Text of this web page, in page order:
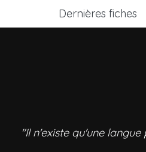
Dernières fiches
"Il n'existe qu'une